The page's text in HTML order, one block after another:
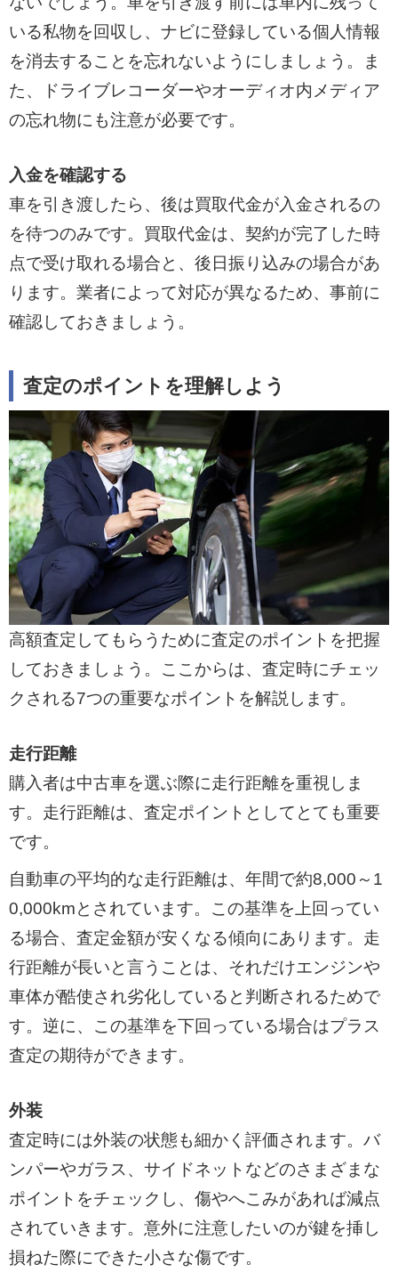
いる私物を回収し、ナビに登録している個人情報
を消去することを忘れないようにしましょう。ま
た、ドライブレコーダーやオーディオ内メディア
の忘れ物にも注意が必要です。
入金を確認する
車を引き渡したら、後は買取代金が入金されるの
を待つのみです。買取代金は、契約が完了した時
点で受け取れる場合と、後日振り込みの場合があ
ります。業者によって対応が異なるため、事前に
確認しておきましょう。
査定のポイントを理解しよう
高額査定してもらうために査定のポイントを把握
しておきましょう。ここからは、査定時にチェッ
クされる7つの重要なポイントを解説します。
走行距離
購入者は中古車を選ぶ際に走行距離を重視しま
す。走行距離は、査定ポイントとしてとても重要
です。
自動車の平均的な走行距離は、年間で約8,000～1
0,000kmとされています。この基準を上回ってい
る場合、査定金額が安くなる傾向にあります。走
行距離が長いと言うことは、それだけエンジンや
車体が酷使され劣化していると判断されるためで
す。逆に、この基準を下回っている場合はプラス
査定の期待ができます。
外装
査定時には外装の状態も細かく評価されます。バ
ンパーやガラス、サイドネットなどのさまざまな
ポイントをチェックし、傷やへこみがあれば減点
されていきます。意外に注意したいのが鍵を挿し
損ねた際にできた小さな傷です。